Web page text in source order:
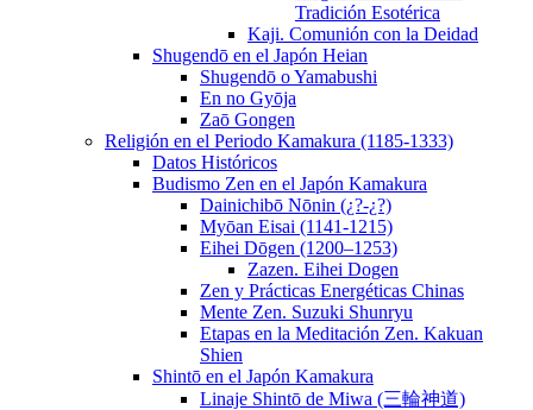
Tradición Esotérica
Kaji. Comunión con la Deidad
Shugendō en el Japón Heian
Shugendō o Yamabushi
En no Gyōja
Zaō Gongen
Religión en el Periodo Kamakura (1185-1333)
Datos Históricos
Budismo Zen en el Japón Kamakura
Dainichibō Nōnin (¿?-¿?)
Myōan Eisai (1141-1215)
Eihei Dōgen (1200–1253)
Zazen. Eihei Dogen
Zen y Prácticas Energéticas Chinas
Mente Zen. Suzuki Shunryu
Etapas en la Meditación Zen. Kakuan
Shien
Shintō en el Japón Kamakura
Linaje Shintō de Miwa (三輪神道)